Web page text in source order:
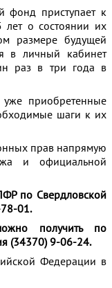
приступает к
о состоянии их
размере будущей
в личный кабинет
раз в три года в
шаги к их
прав напрямую
и официальной
по Свердловской
01.
получить по
(34370) 9-06-24.
Федерации в